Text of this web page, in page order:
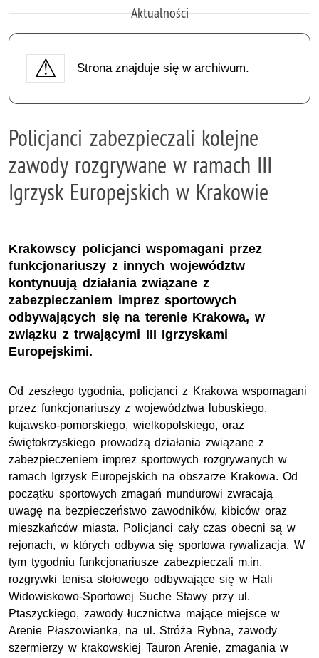
Aktualności
Strona znajduje się w archiwum.
Policjanci zabezpieczali kolejne
zawody rozgrywane w ramach III
Igrzysk Europejskich w Krakowie
Krakowscy policjanci wspomagani przez
funkcjonariuszy z innych województw
kontynuują działania związane z
zabezpieczaniem imprez sportowych
odbywających się na terenie Krakowa, w
związku z trwającymi III Igrzyskami
Europejskimi.
Od zeszłego tygodnia, policjanci z Krakowa wspomagani
przez funkcjonariuszy z województwa lubuskiego,
kujawsko-pomorskiego, wielkopolskiego, oraz
świętokrzyskiego prowadzą działania związane z
zabezpieczeniem imprez sportowych rozgrywanych w
ramach Igrzysk Europejskich na obszarze Krakowa. Od
początku sportowych zmagań mundurowi zwracają
uwagę na bezpieczeństwo zawodników, kibiców oraz
mieszkańców miasta. Policjanci cały czas obecni są w
rejonach, w których odbywa się sportowa rywalizacja. W
tym tygodniu funkcjonariusze zabezpieczali m.in.
rozgrywki tenisa stołowego odbywające się w Hali
Widowiskowo-Sportowej Suche Stawy przy ul.
Ptaszyckiego, zawody łucznictwa mające miejsce w
Arenie Płaszowianka, na ul. Stróża Rybna, zawody
szermierzy w krakowskiej Tauron Arenie, zmagania w